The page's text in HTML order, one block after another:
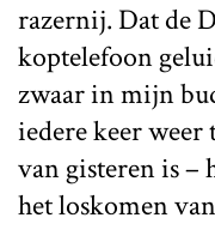
razernij. Dat de
koptelefoon
zwaar in mijn
iedere keer weer
van gisteren is –
het loskomen